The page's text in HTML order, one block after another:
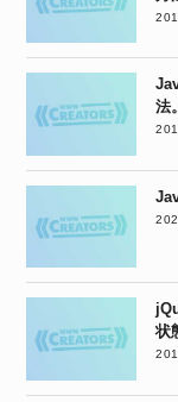
法。
状